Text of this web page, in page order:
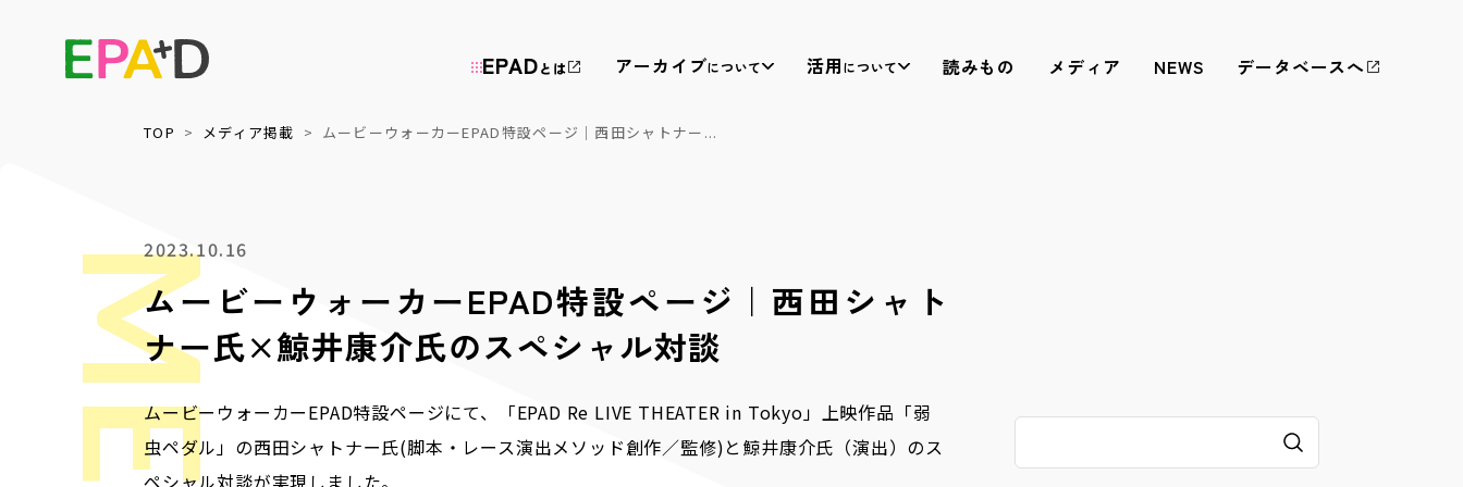
EPADとは アーカイブについて
情報の整理・
データベース化
幅広いジャンルの舞台芸術に関して、作品情報や権利情
報を整理し、データベースを構築しています。映像だけ
でなく関連資料も含めてデータを保管し、公開していま
権利処理サポート
映像を収益化するための権利者への許諾取得のサポート
を通じ、作り手の収益基盤の確保に貢献しています。
8Kや立体音響といった、高画質・高音質での収録技術の
検証を通じ、日本における舞台芸術公演映像の保存・活
用の標準化に努めています。
活用について
上映・イベント
上映会・シンポジウムなどの映像を活用したイベント開
催や、多言語字幕化を含めた国際発信などを通じ、作り
手が多様な収益源を持つための取り組みを支援していま
教育・福祉等への
パッケージ提供
公演映像への視覚・聴覚情報保障の付与（THEATRE for
ALL と連携）、教育現場での公演映像活用の開発、なら
アーカイブや映像の利活用を実施するための活動を円滑
に実施するため、各団体との相互連携・支援、調査研
究、それらを通じた標準化の推進に努めています。
読みもの メディア NEWS データベースへ
TOP メディア掲載 ムービーウォーカーEPAD特設ページ｜西田シャトナー...
2023.10.16
ムービーウォーカーEPAD特設ページ｜西田シャト
ナー氏×鯨井康介氏のスペシャル対談
ムービーウォーカーEPAD特設ページにて、「EPAD Re LIVE THEATER in Tokyo」上映作品「弱
虫ペダル」の西田シャトナー氏(脚本・レース演出メソッド創作／監修)と鯨井康介氏（演出）のス
ペシャル対談が実現しました。